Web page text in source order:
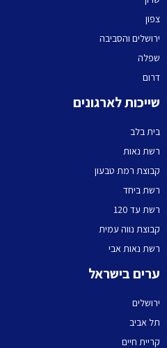
צפון
ירושלים והסביבה
שפלה
דרום
שייכות לארגונים
בית בלב
רשת נאות
קבוצת רמת טבעון
רשת ביחד
רשת עד 120
קבוצת נווה עמית
רשת נאות אבי
ערים בישראל
ירושלים
תל אביב
קריית חיים